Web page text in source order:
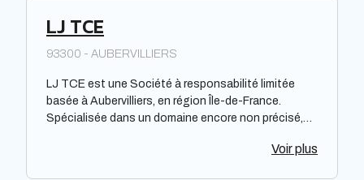
LJ TCE
93300 - AUBERVILLIERS
LJ TCE est une Société à responsabilité limitée
basée à Aubervilliers, en région Île-de-France.
Spécialisée dans un domaine encore non précisé,
services aux particuliers et aux professionnels.Voir plus